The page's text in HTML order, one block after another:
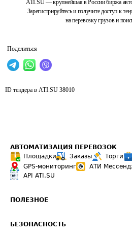
ATI.SU — крупнейшая в России биржа
Зарегистрируйтесь и получите доступ к
на перевозку грузов и
Поделиться
ID тендера в ATI.SU 38010
АВТОМАТИЗАЦИЯ ПЕРЕВОЗОК
Площадки
Заказы Торги
GPS-мониторинг
АТИ
API ATI.SU
ПОЛЕЗНОЕ
БЕЗОПАСНОСТЬ